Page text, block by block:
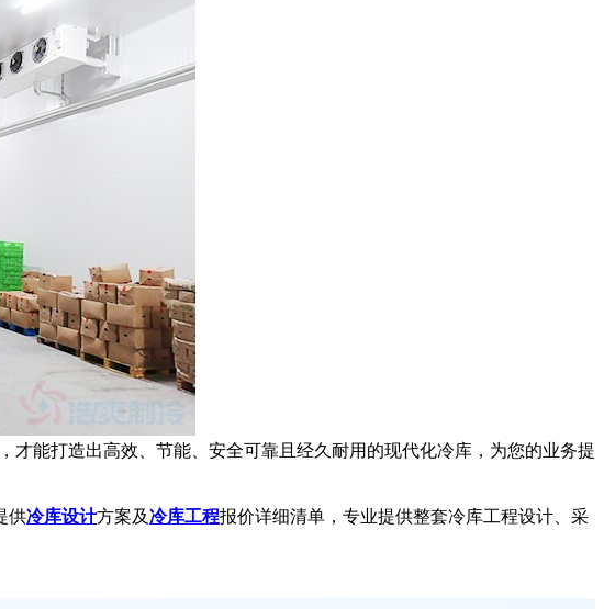
能打造出高效、节能、安全可靠且经久耐用的现代化冷库，为您的业务提
供冷库设计方案及冷库工程报价详细清单，专业提供整套冷库工程设计、采